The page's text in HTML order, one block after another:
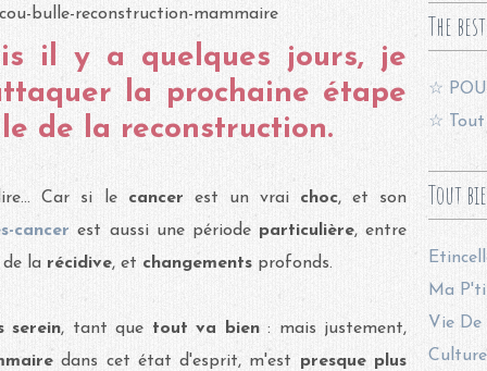
il y a quelques jours, je
la prochaine étape
de la reconstruction.
Car si le cancer est un vrai choc, et son
cancer est aussi une période particulière, entre
la récidive, et changements profonds.
serein, tant que tout va bien : mais justement,
dans cet état d'esprit, m'est presque plus
The
☆
☆ Tout
Tout
Ma
Vie De